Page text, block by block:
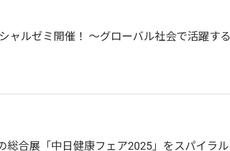
ャルゼミ開催！ ～グローバル社会で活躍する
総合展「中日健康フェア2025」をスパイラル